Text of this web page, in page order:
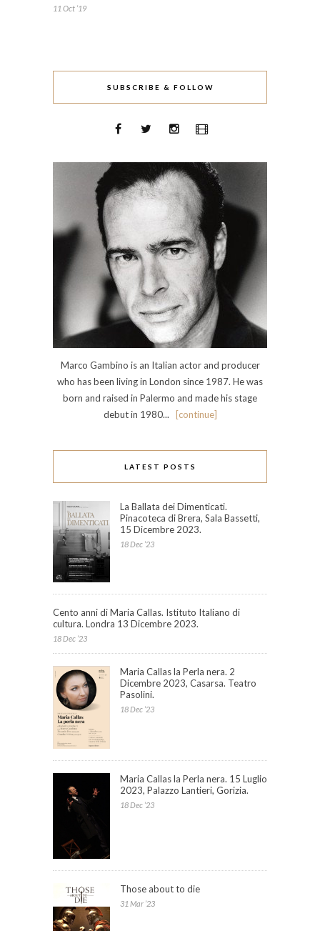
11 Oct ’19
SUBSCRIBE & FOLLOW
Marco Gambino is an Italian actor and producer
who has been living in London since 1987. He was
born and raised in Palermo and made his stage
debut in 1980...
[continue]
LATEST POSTS
La Ballata dei Dimenticati.
Pinacoteca di Brera, Sala Bassetti,
15 Dicembre 2023.
18 Dec ’23
Cento anni di Maria Callas. Istituto Italiano di
cultura. Londra 13 Dicembre 2023.
18 Dec ’23
Maria Callas la Perla nera. 2
Dicembre 2023, Casarsa. Teatro
Pasolini.
18 Dec ’23
Maria Callas la Perla nera. 15 Luglio
2023, Palazzo Lantieri, Gorizia.
18 Dec ’23
Those about to die
31 Mar ’23